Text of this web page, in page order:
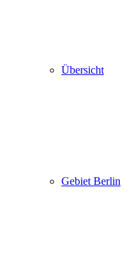
Übersicht
Gebiet Berlin